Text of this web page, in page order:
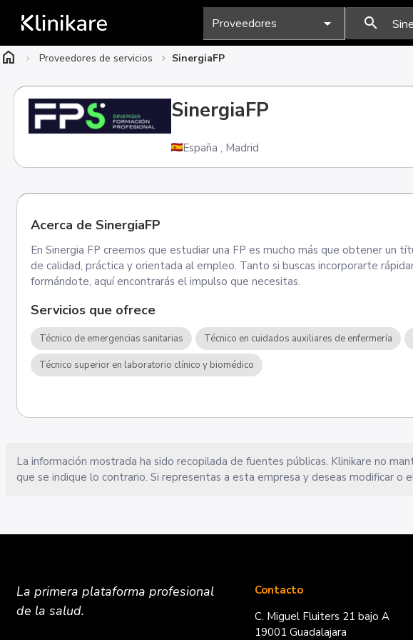
search
home Proveedores de servicios SinergiaFP
SinergiaFP
España , Madrid
Acerca de SinergiaFP
En Sinergia FP creemos que estudiar una FP es mucho más que obtener un
de calidad, práctica y orientada al empleo. Tanto si buscas incorporarte
formándote, aquí encontrarás el impulso que necesitas.
Servicios que ofrece
Técnico de emergencias sanitarias Técnico en cuidados auxiliares de enfermería
Técnico superior en laboratorio clínico y biomédico
La información mostrada ha sido recopilada de fuentes públicas. Klinikare no
que se indique lo contrario. Si representas a esta empresa y deseas modificar o
La primera plataforma profesional
de la salud.
Contacto
C. Miguel Fluiters 21 bajo A
19001 Guadalajara